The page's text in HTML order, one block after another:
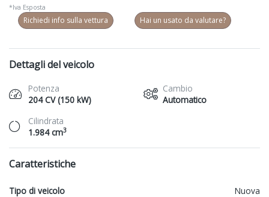
*Iva Esposta
Richiedi info sulla vettura Hai un usato da valutare?
Dettagli del veicolo
Potenza
204 CV (150 kW)
Cambio
Automatico
Cilindrata
1.984 cm3
Caratteristiche
Tipo di veicolo
Nuova